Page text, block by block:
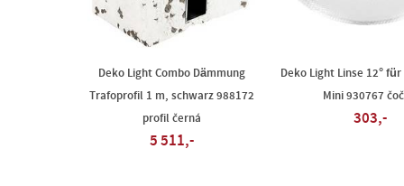
Deko Light Combo Dämmung
Trafoprofil 1 m, schwarz 988172
profil černá
5 511,-
Deko Light Linse 12°
Mini 930767
303,-